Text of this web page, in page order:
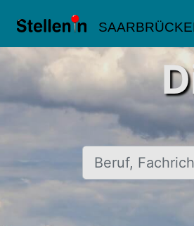
Beruf, Fachrichtung,